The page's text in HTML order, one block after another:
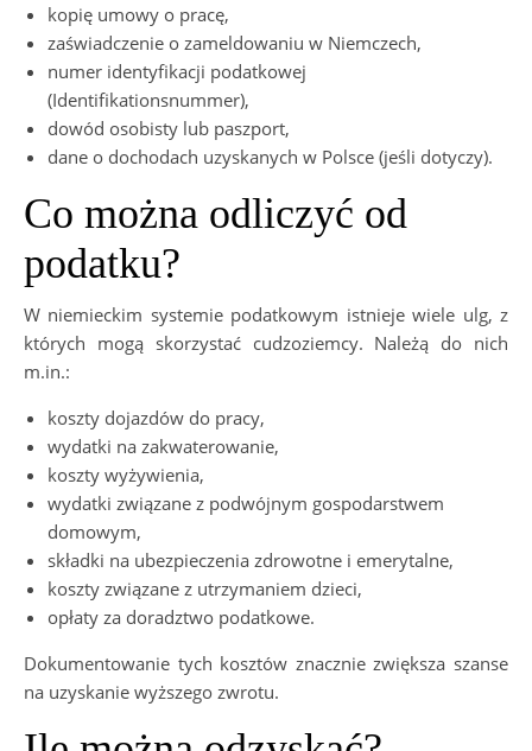
kopię umowy o pracę,
zaświadczenie o zameldowaniu w Niemczech,
numer identyfikacji podatkowej
(Identifikationsnummer),
dowód osobisty lub paszport,
dane o dochodach uzyskanych w Polsce (jeśli dotyczy).
Co można odliczyć od
podatku?
W niemieckim systemie podatkowym istnieje wiele ulg, z
których mogą skorzystać cudzoziemcy. Należą do nich
m.in.:
koszty dojazdów do pracy,
wydatki na zakwaterowanie,
koszty wyżywienia,
wydatki związane z podwójnym gospodarstwem
domowym,
składki na ubezpieczenia zdrowotne i emerytalne,
koszty związane z utrzymaniem dzieci,
opłaty za doradztwo podatkowe.
Dokumentowanie tych kosztów znacznie zwiększa szanse
na uzyskanie wyższego zwrotu.